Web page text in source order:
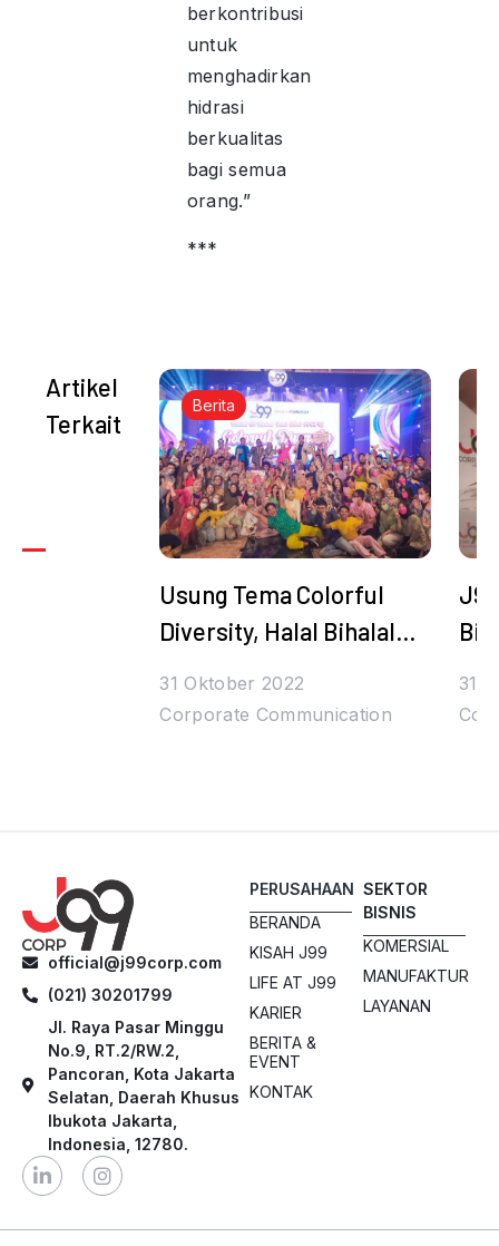
berkontribusi
untuk
menghadirkan
hidrasi
berkualitas
bagi semua
orang.”
***
Artikel
Terkait
Berita
Usung Tema Colorful
Diversity, Halal Bihalal
Hadiah dan Bintang
31 Oktober 2022
Corporate Communication
31
official@j99corp.com
(021) 30201799
Jl. Raya Pasar Minggu
No.9, RT.2/RW.2,
Pancoran, Kota Jakarta
Selatan, Daerah Khusus
Ibukota Jakarta,
Indonesia, 12780.
PERUSAHAAN
BERANDA
KISAH J99
LIFE AT J99
KARIER
BERITA &
EVENT
KONTAK
SEKTOR
BISNIS
KOMERSIAL
MANUFAKTUR
LAYANAN